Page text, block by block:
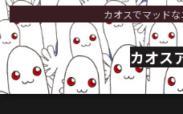
カオスでマッド
カオス